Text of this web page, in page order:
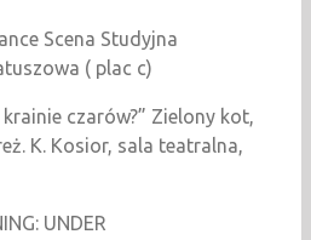
Scena Studyjna
( plac c)
czarów?” Zielony kot,
K. Kosior, sala teatralna,
UNDER